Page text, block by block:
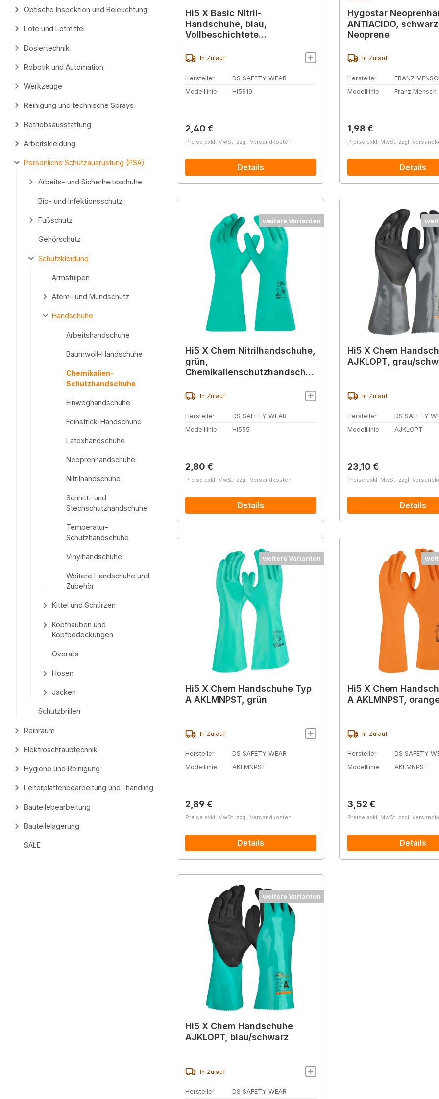
Optische Inspektion und Beleuchtung
Lote und Lötmittel
Dosiertechnik
Robotik und Automation
Werkzeuge
Reinigung und technische Sprays
Betriebsausstattung
Arbeitskleidung
Persönliche Schutzausrüstung (PSA)
Arbeits- und Sicherheitsschuhe
Bio- und Infektionsschutz
Fußschutz
Gehörschutz
Schutzkleidung
Armstulpen
Atem- und Mundschutz
Handschuhe
Arbeitshandschuhe
Baumwoll-Handschuhe
Chemikalien-
Schutzhandschuhe
Einweghandschuhe
Feinstrick-Handschuhe
Latexhandschuhe
Neoprenhandschuhe
Nitrilhandschuhe
Schnitt- und
Stechschutzhandschuhe
Temperatur-
Schutzhandschuhe
Vinylhandschuhe
Weitere Handschuhe und
Zubehör
Kittel und Schürzen
Kopfhauben und
Kopfbedeckungen
Overalls
Hosen
Jacken
Schutzbrillen
Reinraum
Elektroschraubtechnik
Hygiene und Reinigung
Leiterplattenbearbeitung und -handling
Bauteilebearbeitung
Bauteilelagerung
SALE
Hi5 X Basic Nitril-
Handschuhe, blau,
Vollbeschichtete
Abriebfestigkeit
In Zulauf
Hersteller
DS SAFETY WEAR
Modelllinie
HI5810
Regulärer Preis:
2,40 €
Preise exkl. MwSt. zzgl. Versandkosten
Details
Hygostar
ANTIACIDO,
Neoprene
In Zulauf
Hersteller
FRANZ
Modelllinie
Franz Mensch
Regulärer Preis:
1,98 €
Preise exkl. MwSt. zzgl.
Details
weitere Varianten
Hi5 X Chem Nitrilhandschuhe,
grün,
Chemikalienschutzhandschu
In Zulauf
Hersteller
DS SAFETY WEAR
Modelllinie
HI555
Regulärer Preis:
2,80 €
Preise exkl. MwSt. zzgl. Versandkosten
Details
Hi5 X Chem
AJKLOPT, grau/
In Zulauf
Hersteller
DS SAFETY
Modelllinie
AJKLOPT
Regulärer Preis:
23,10 €
Preise exkl. MwSt. zzgl.
Details
weitere Varianten
Hi5 X Chem Handschuhe Typ
A AKLMNPST, grün
In Zulauf
Hersteller
DS SAFETY WEAR
Modelllinie
AKLMNPST
Regulärer Preis:
2,89 €
Preise exkl. MwSt. zzgl. Versandkosten
Details
Hi5 X Chem
A AKLMNPST,
In Zulauf
Hersteller
DS SAFETY
Modelllinie
AKLMNPST
Regulärer Preis:
3,52 €
Preise exkl. MwSt. zzgl.
Details
weitere Varianten
Hi5 X Chem Handschuhe
AJKLOPT, blau/schwarz
In Zulauf
Hersteller DS SAFETY WEAR